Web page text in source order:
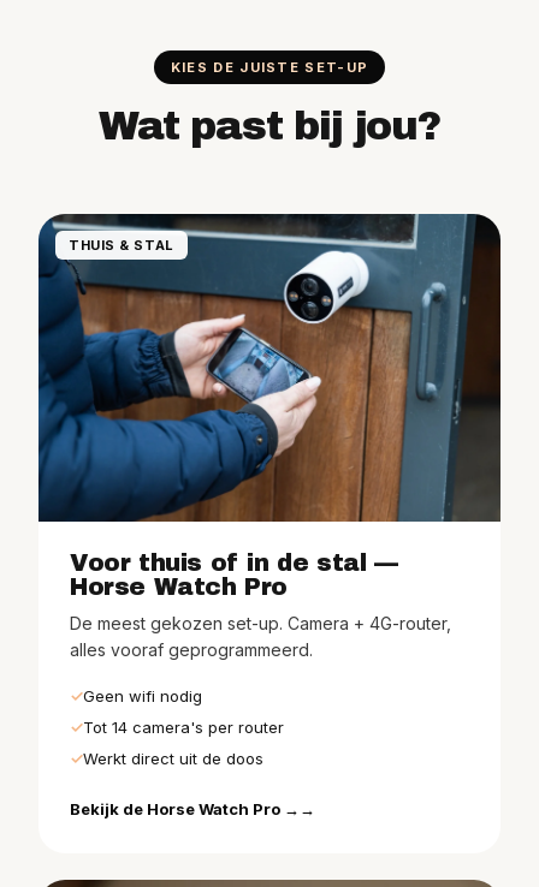
KIES DE JUISTE SET-UP
Wat past bij jou?
THUIS & STAL
Voor thuis of in de stal —
Horse Watch Pro
De meest gekozen set-up. Camera + 4G-router,
alles vooraf geprogrammeerd.
Geen wifi nodig
Tot 14 camera's per router
Werkt direct uit de doos
Bekijk de Horse Watch Pro →